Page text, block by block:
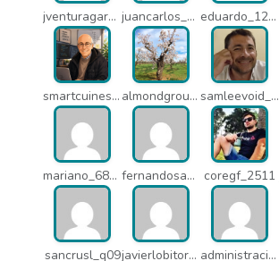
jventuragarcia_13040 juancarlos_ptr eduardo_12367
smartcuines_1378 almondgroup1984_pjc samleevoid_n58
mariano_6807 fernandosanche_q11 coregf_2511
sancrusl_q09 javierlobitort_pz2 administracion_q24